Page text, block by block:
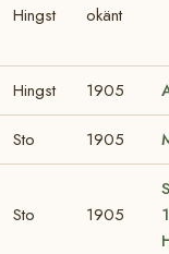
Hingst okänt
Hingst 1905
Sto 1905
Sto 1905